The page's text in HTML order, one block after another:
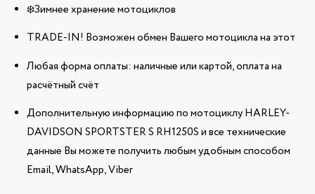
❄️Зимнее хранение мотоциклов
TRADE-IN! Возможен обмен Вашего мотоцикла на этот
Любая форма оплаты: наличные или картой, оплата на
расчётный счёт
Дополнительную информацию по мотоциклу HARLEY-
DAVIDSON SPORTSTER S RH1250S и все технические
данные Вы можете получить любым удобным способом
Email, WhatsApp, Viber